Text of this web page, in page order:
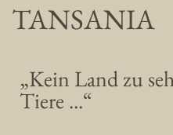
TANSANIA
„Kein Land zu
Tiere ...“